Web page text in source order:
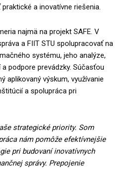
a inovatívne riešenia.
najmä na projekt SAFE. V
a FIIT STU spolupracovať na
systému, jeho analýze,
podpore prevádzky. Súčasťou
aplikovaný výskum, využívanie
a spolupráca pri
strategické priority. Som
nám pomôže efektívnejšie
pri budovaní inovatívnych
správy. Prepojenie